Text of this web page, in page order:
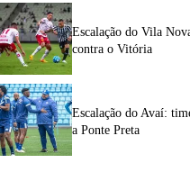
Escalação do Vila
contra o Vitória
Escalação do Avaí:
a Ponte Preta